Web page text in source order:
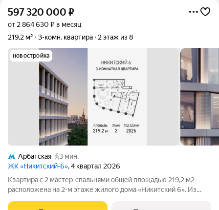
597 320 000 ₽
от 2 864 630 ₽ в месяц
219,2 м²
3-комн. квартира 2 этаж из 8
новостройка
Арбатская
3 мин.
ЖК «Никитский-6», 4 квартал 2026
Квартира с 2 мастер-спальнями общей площадью 219,2 м2
расположена на 2-м этаже жилого дома «Никитский 6». Из